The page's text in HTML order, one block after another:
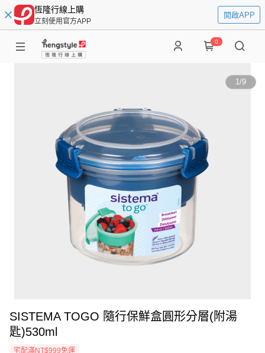
恆隆行線上購
立刻使用官方APP
開啟APP
0
1/9
SISTEMA TOGO 隨行保鮮盒圓形分層(附湯
匙)530ml
宅配滿NT$999免運